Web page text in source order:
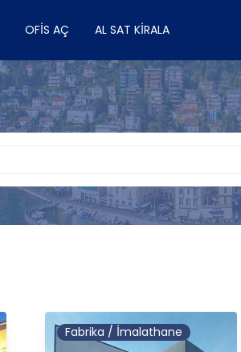
OFIS AÇ AL SAT KIRALA
Fabrika / İmalathane